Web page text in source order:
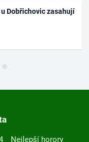
Dobřichovic zasahují
Nejlepší horory